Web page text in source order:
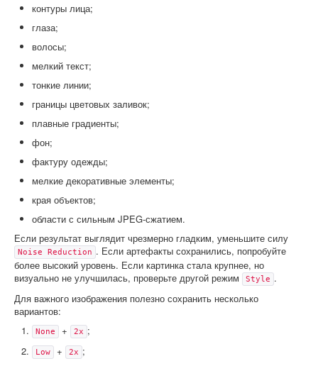
контуры лица;
глаза;
волосы;
мелкий текст;
тонкие линии;
границы цветовых заливок;
плавные градиенты;
фон;
фактуру одежды;
мелкие декоративные элементы;
края объектов;
области с сильным JPEG-сжатием.
Если результат выглядит чрезмерно гладким, уменьшите силу
Noise Reduction . Если артефакты сохранились, попробуйте
более высокий уровень. Если картинка стала крупнее, но
визуально не улучшилась, проверьте другой режим
Style .
Для важного изображения полезно сохранить несколько
вариантов:
None + 2x ;
Low + 2x ;